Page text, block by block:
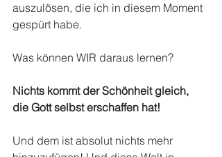
auszulösen, die ich in diesem Moment
gespürt habe.
Was können WIR daraus lernen?
Nichts kommt der Schönheit gleich,
die Gott selbst erschaffen hat!
Und dem ist absolut nichts mehr